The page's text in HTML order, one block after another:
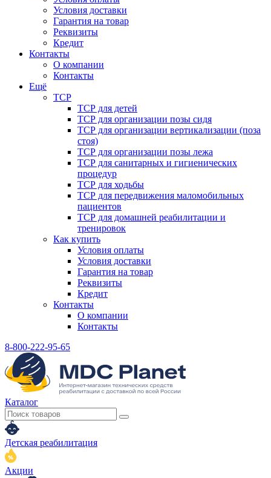
Условия доставки
Гарантия на товар
Реквизиты
Кредит
Контакты
О компании
Контакты
Ещё
ТСР
ТСР для детей
ТСР для организации позы сидя
ТСР для организации вертикализации (поза
стоя)
ТСР для организации позы лежа
ТСР для санитарных и гигиенических
процедур
ТСР для ходьбы
ТСР для передвижения маломобильных
пациентов
ТСР для домашней реабилитации и
тренировок
Как купить
Условия оплаты
Условия доставки
Гарантия на товар
Реквизиты
Кредит
Контакты
О компании
Контакты
8-800-222-95-65
Каталог
Детская реабилитация
Акции